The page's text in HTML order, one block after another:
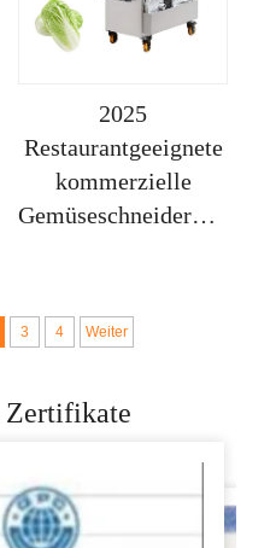
2025
Restaurantgeeignete
kommerzielle
Kartoffelspalt- und
Hobelmaschine für
3 4 Weiter
Zertifikate